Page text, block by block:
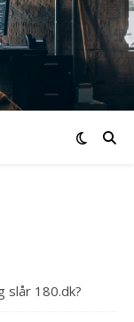
slår 180.dk?